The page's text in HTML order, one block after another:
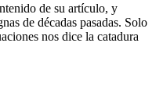
de su artículo, y
de décadas pasadas. Solo
nos dice la catadura